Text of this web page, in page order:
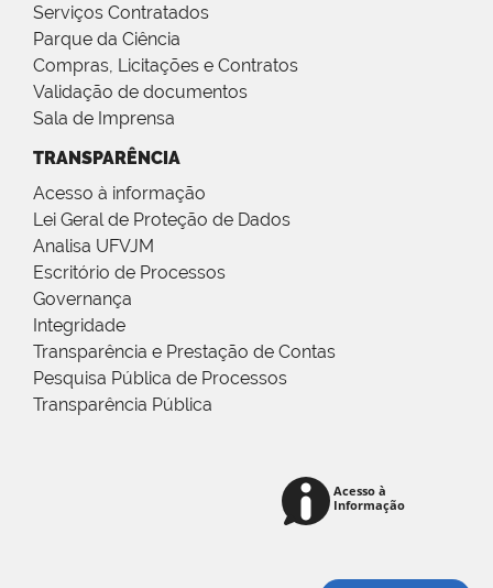
Serviços Contratados
Parque da Ciência
Compras, Licitações e Contratos
Validação de documentos
Sala de Imprensa
TRANSPARÊNCIA
Acesso à informação
Lei Geral de Proteção de Dados
Analisa UFVJM
Escritório de Processos
Governança
Integridade
Transparência e Prestação de Contas
Pesquisa Pública de Processos
Transparência Pública